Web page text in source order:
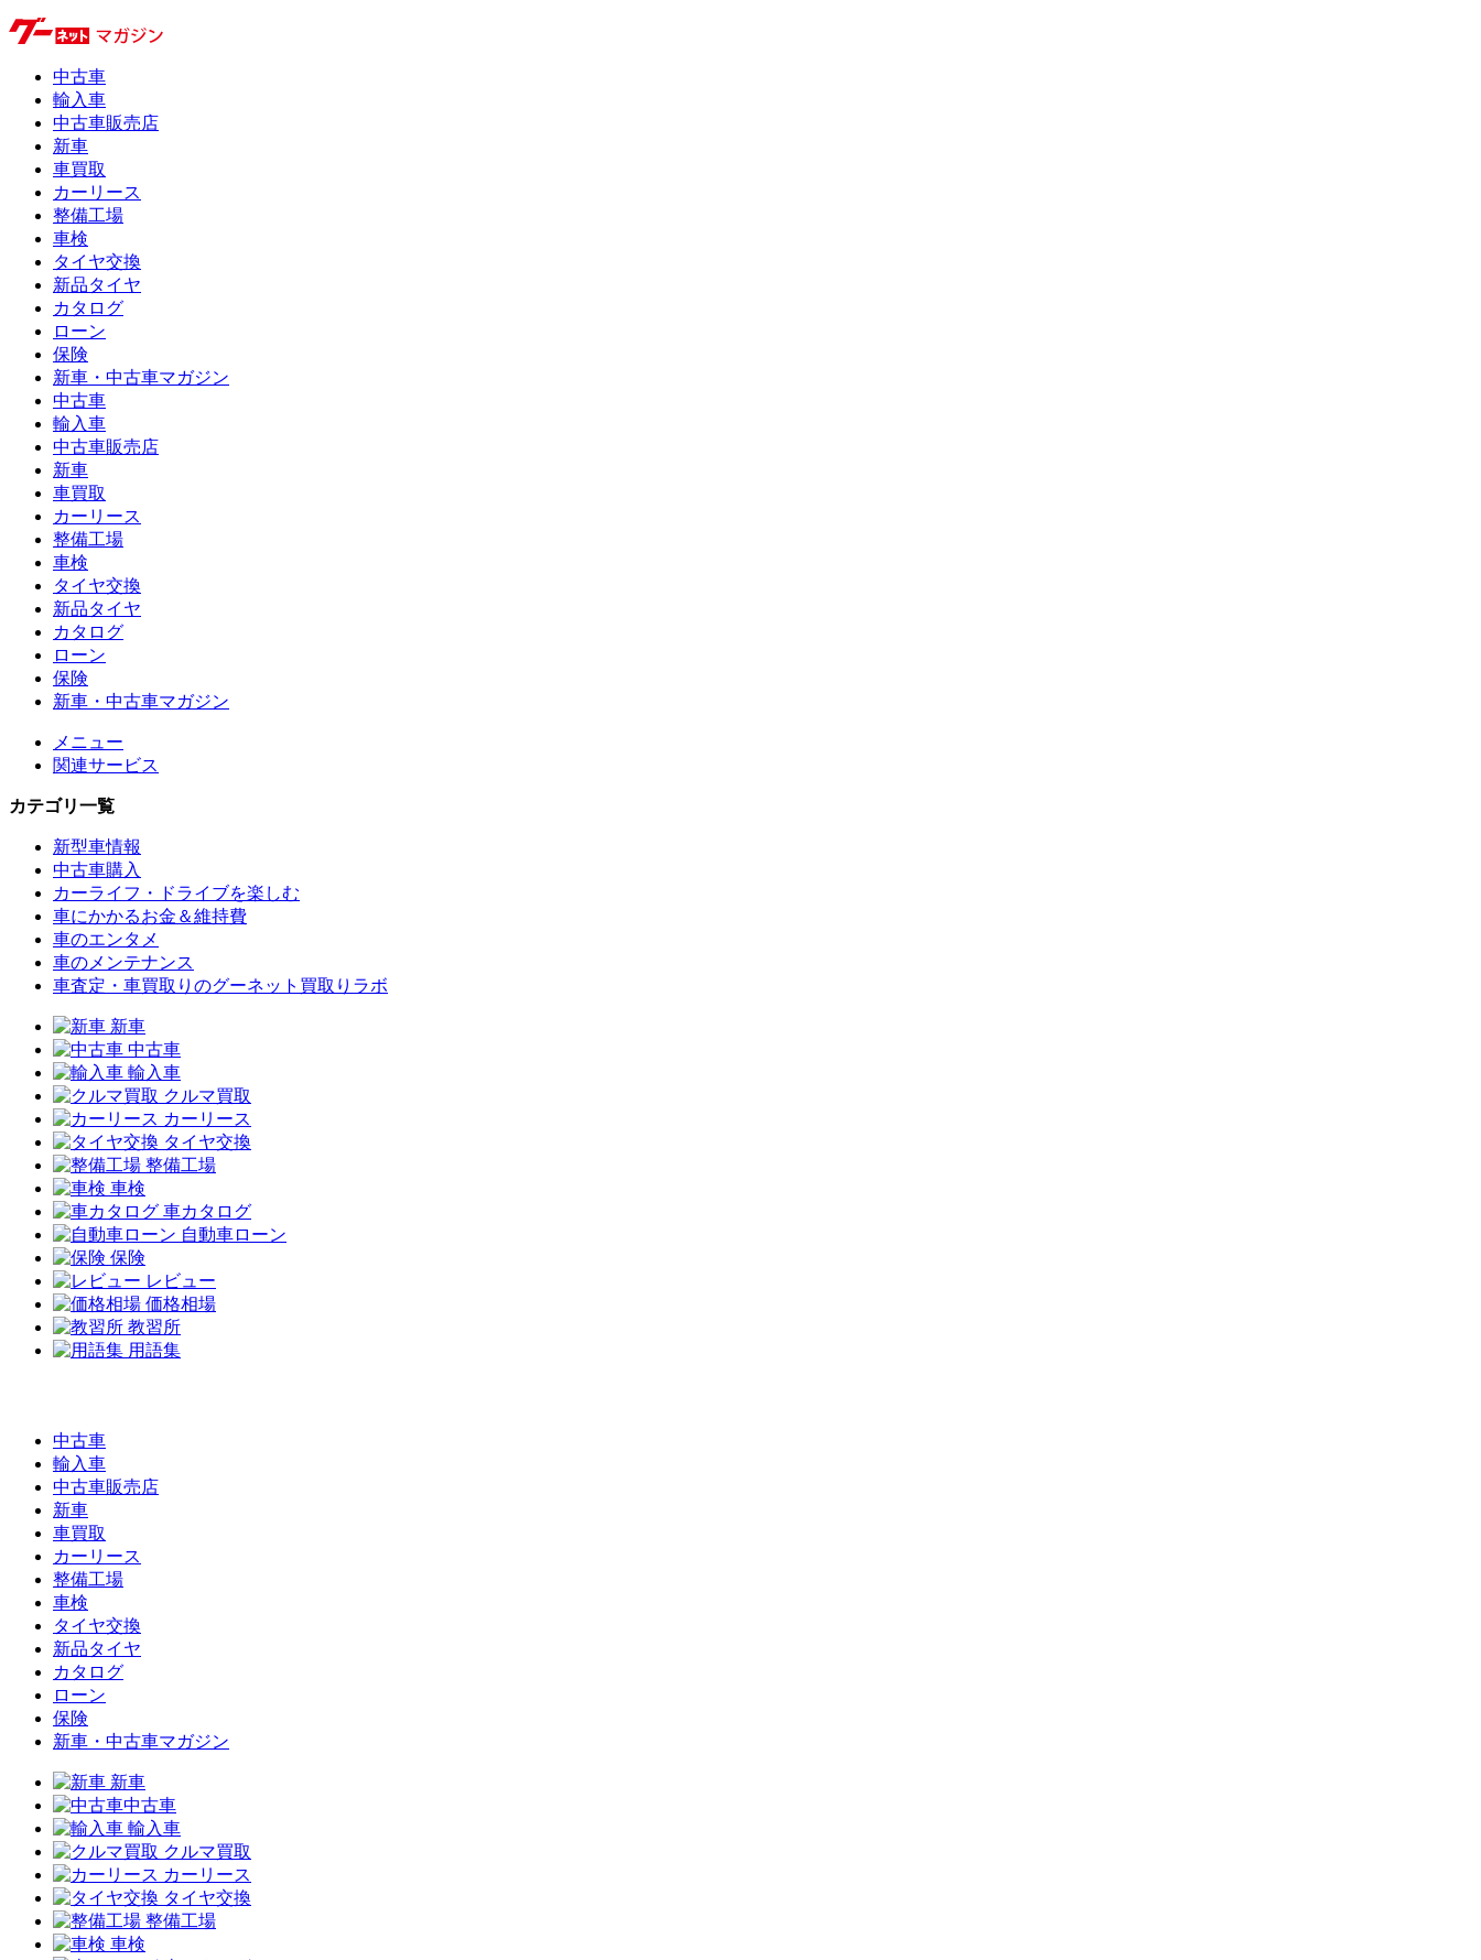
中古車
輸入車
中古車販売店
新車
車買取
カーリース
整備工場
車検
タイヤ交換
新品タイヤ
カタログ
ローン
保険
新車・中古車マガジン
中古車
輸入車
中古車販売店
新車
車買取
カーリース
整備工場
車検
タイヤ交換
新品タイヤ
カタログ
ローン
保険
新車・中古車マガジン
メニュー
関連サービス
カテゴリ一覧
新型車情報
中古車購入
カーライフ・ドライブを楽しむ
車にかかるお金＆維持費
車のエンタメ
車のメンテナンス
車査定・車買取りのグーネット買取りラボ
新車
中古車
輸入車
クルマ買取
カーリース
タイヤ交換
整備工場
車検
車カタログ
自動車ローン
保険
レビュー
価格相場
教習所
用語集
中古車
輸入車
中古車販売店
新車
車買取
カーリース
整備工場
車検
タイヤ交換
新品タイヤ
カタログ
ローン
保険
新車・中古車マガジン
新車
中古車
輸入車
クルマ買取
カーリース
タイヤ交換
整備工場
車検